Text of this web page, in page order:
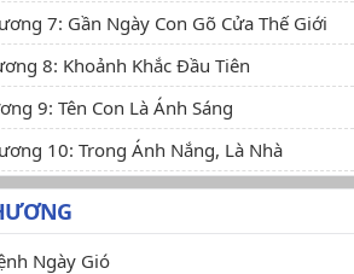
7: Gần Ngày Con Gõ Cửa Thế Giới
8: Khoảnh Khắc Đầu Tiên
9: Tên Con Là Ánh Sáng
10: Trong Ánh Nắng, Là Nhà
Ngày Gió